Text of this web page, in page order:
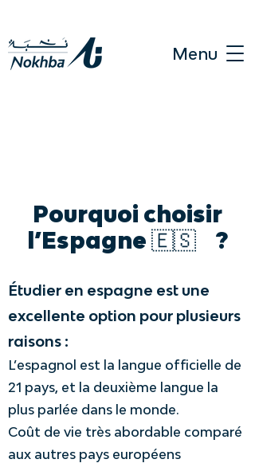
Menu
Pourquoi choisir
l’Espagne 🇪🇸 ?
Étudier en espagne est une
excellente option pour plusieurs
raisons :
L’espagnol est la langue officielle de
21 pays, et la deuxième langue la
plus parlée dans le monde.
Coût de vie très abordable comparé
aux autres pays européens